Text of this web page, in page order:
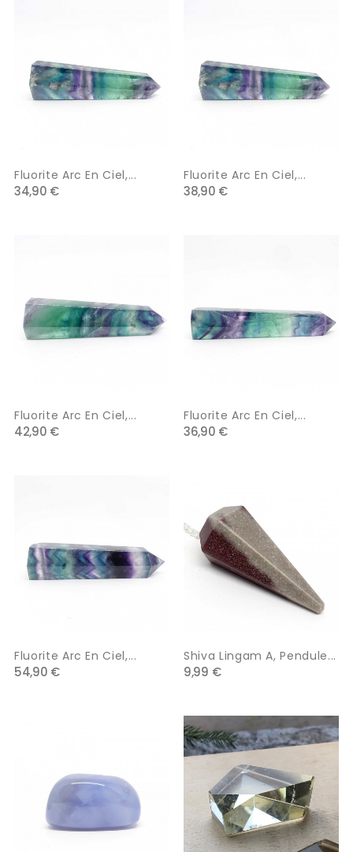
Fluorite Arc En Ciel,...
34,90 €
Fluorite Arc En Ciel,...
38,90 €
Fluorite Arc En Ciel,...
42,90 €
Fluorite Arc En Ciel,...
36,90 €
Fluorite Arc En Ciel,...
54,90 €
Shiva Lingam A, Pendule...
9,99 €